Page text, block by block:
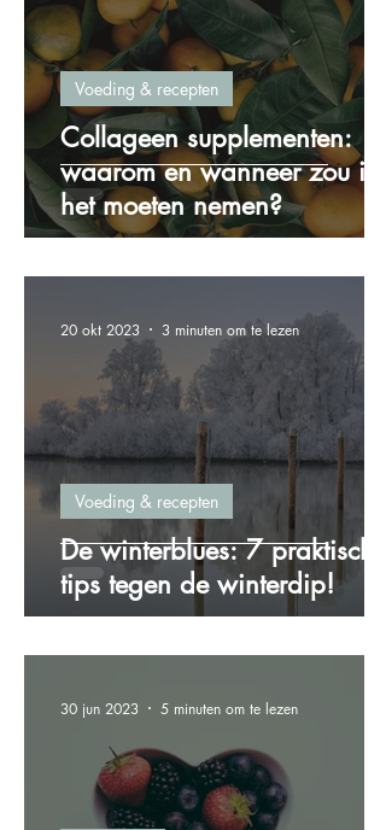
Collageen supplementen:
waarom en wanneer zou ik
het moeten nemen?
Voeding & recepten
De winterblues: 7 praktische
tips tegen de winterdip!
Voeding & recepten
20 okt 2023 3 minuten om te lezen
30 jun 2023 5 minuten om te lezen